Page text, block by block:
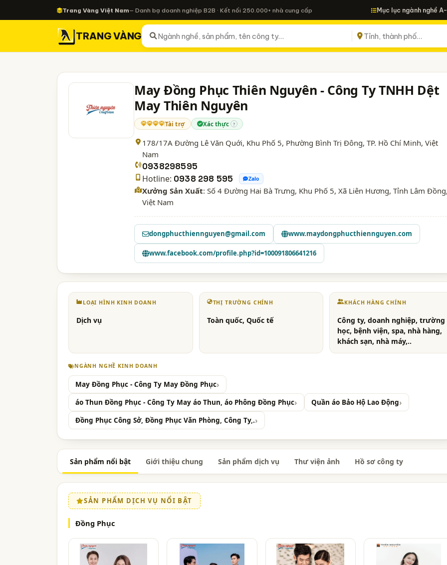
Trang Vàng Việt Nam— Danh bạ doanh nghiệp B2B · Kết nối 250.000+ nhà cung cấp Mục lục ngành nghề
TRANG VÀNG
May Đồng Phục Thiên Nguyên - Công Ty TNHH Dệt
May Thiên Nguyên
Tài trợ Xác thực ?
178/17A Đường Lê Văn Quới, Khu Phố 5, Phường Bình Trị Đông, TP. Hồ Chí Minh, Việt
Nam
0938298595
Hotline: 0938 298 595 Zalo
Xưởng Sản Xuất: Số 4 Đường Hai Bà Trưng, Khu Phố 5, Xã Liên Hương, Tỉnh Lâm Đồng,
Việt Nam
dongphucthiennguyen@gmail.com www.maydongphucthiennguyen.com
www.facebook.com/profile.php?id=100091806641216
LOẠI HÌNH KINH DOANH
Dịch vụ
THỊ TRƯỜNG CHÍNH
Toàn quốc, Quốc tế
KHÁCH HÀNG CHÍNH
Công ty, doanh nghiệp, trường
học, bệnh viện, spa, nhà hàng,
khách sạn, nhà máy,..
NGÀNH NGHỀ KINH DOANH
May Đồng Phục - Công Ty May Đồng Phục
áo Thun Đồng Phục - Công Ty May áo Thun, áo Phông Đồng Phục
Quần áo Bảo Hộ Lao Động
Đồng Phục Công Sở, Đồng Phục Văn Phòng, Công Ty,.
Sản phẩm nổi bật Giới thiệu chung Sản phẩm dịch vụ Thư viện ảnh Hồ sơ công ty
SẢN PHẨM DỊCH VỤ NỔI BẬT
Đồng Phục